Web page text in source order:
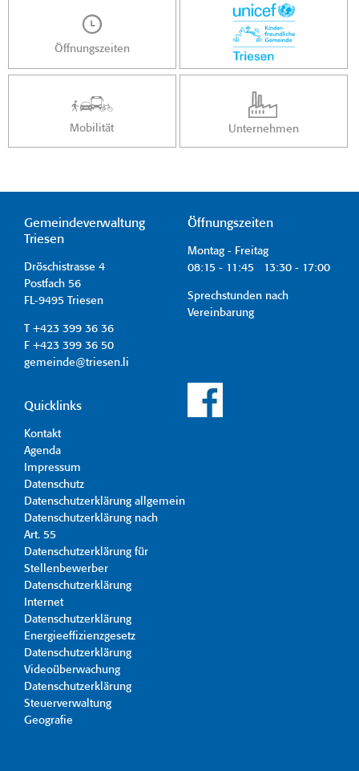
Öffnungszeiten
Mobilität Unternehmen
Gemeindeverwaltung
Triesen
Dröschistrasse 4
Postfach 56
FL-9495 Triesen
T +423 399 36 36
F +423 399 36 50
gemeinde@triesen.li
Öffnungszeiten
Montag - Freitag
08:15 - 11:45 13:30 - 17:00
Sprechstunden nach
Vereinbarung
Quicklinks
Kontakt
Agenda
Impressum
Datenschutz
Datenschutzerklärung allgemein
Datenschutzerklärung nach
Art. 55
Datenschutzerklärung für
Stellenbewerber
Datenschutzerklärung
Internet
Datenschutzerklärung
Energieeffizienzgesetz
Datenschutzerklärung
Videoüberwachung
Datenschutzerklärung
Steuerverwaltung
Geografie